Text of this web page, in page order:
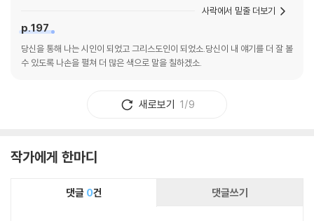
p.197
당신을 통해 나는 시인이 되었고 그리스도인이 되었소.당신이 내 얘기를 더 잘 볼
수 있도록 나손을 펼쳐 더 많은 색으로 말을 칠하겠소.
사락에서 밑줄 더보기
새로보기 1/9
작가에게 한마디
댓글 0건 댓글쓰기